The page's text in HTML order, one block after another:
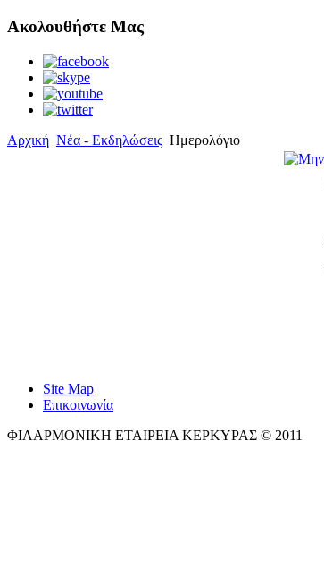
Ακολουθήστε Μας
Αρχική Νέα - Εκδηλώσεις Ημερολόγιο
Site Map
Επικοινωνία
ΦΙΛΑΡΜΟΝΙΚΗ ΕΤΑΙΡΕΙΑ ΚΕΡΚΥΡΑΣ © 2011